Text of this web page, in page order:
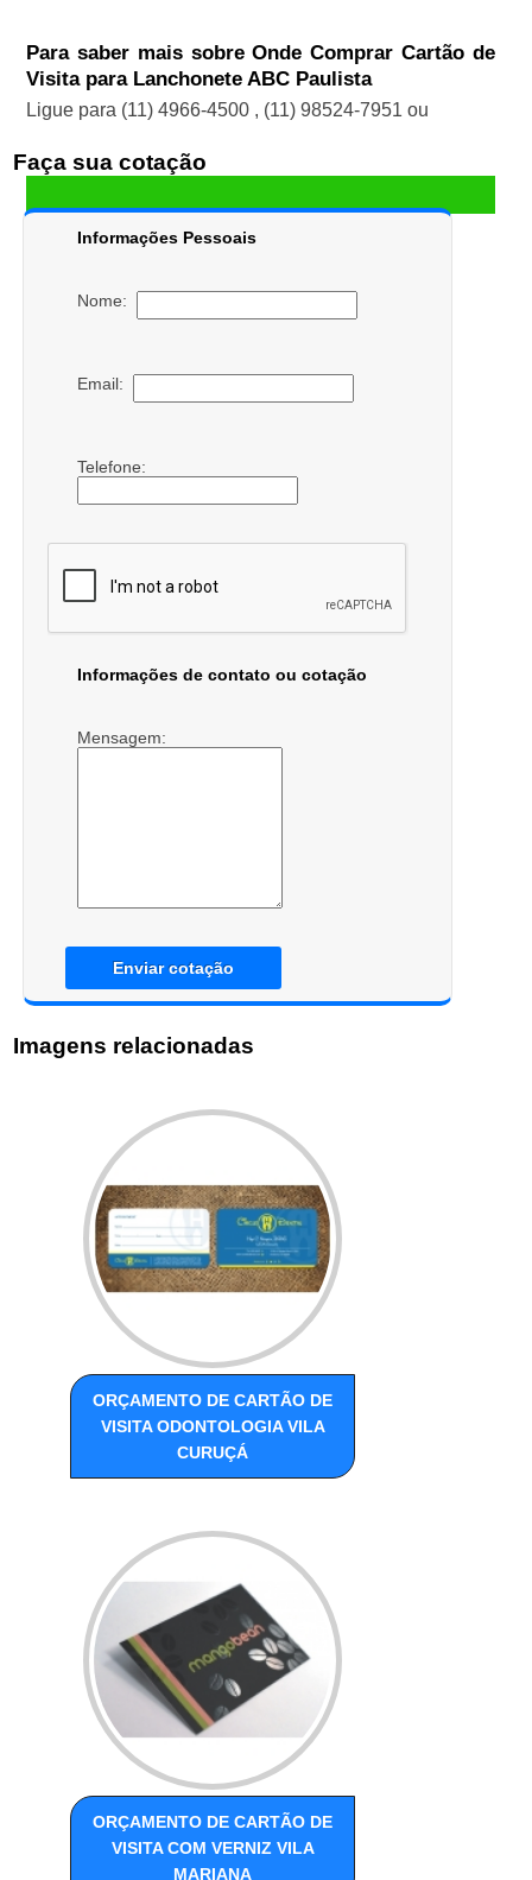
Para saber mais sobre Onde Comprar Cartão de
Visita para Lanchonete ABC Paulista
Ligue para (11) 4966-4500 , (11) 98524-7951 ou
Faça sua cotação
Informações Pessoais
Nome:
Email:
Telefone:
Informações de contato ou cotação
Mensagem:
Enviar cotação
Imagens relacionadas
ORÇAMENTO DE CARTÃO DE
VISITA ODONTOLOGIA VILA
CURUÇÁ
ORÇAMENTO DE CARTÃO DE
VISITA COM VERNIZ VILA
MARIANA